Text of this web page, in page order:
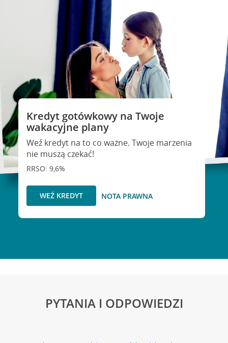
Kredyt gotówkowy na Twoje
wakacyjne plany
Weź kredyt na to co ważne. Twoje marzenia
nie muszą czekać!
RRSO: 9,6%
WEŹ KREDYT NOTA PRAWNA
PYTANIA I ODPOWIEDZI